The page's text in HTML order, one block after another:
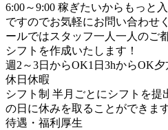
6:00～9:00 稼ぎたいからもっと
ですのでお気軽にお問い合わせ
ールではスタッフ一人一人のご
シフトを作成いたします！
週2～3日からOK1日3hからOK夕
休日休暇
シフト制 半月ごとにシフトを提
の日に休みを取ることができま
待遇・福利厚生